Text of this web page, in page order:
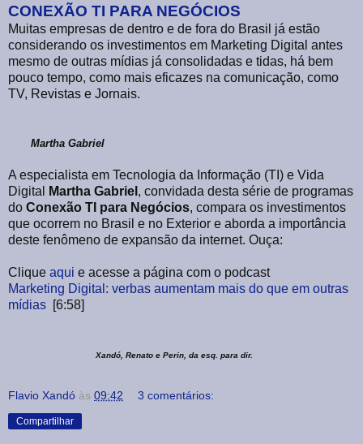
CONEXÃO TI PARA NEGÓCIOS
Muitas empresas de dentro e de fora do Brasil já estão
considerando os investimentos em Marketing Digital antes
mesmo de outras mídias já consolidadas e tidas, há bem
pouco tempo, como mais eficazes na comunicação, como
TV, Revistas e Jornais.
Martha Gabriel
A especialista em Tecnologia da Informação (TI) e Vida
Digital
Martha Gabriel , convidada desta série de programas
do Conexão TI para Negócios, compara os investimentos
que ocorrem no Brasil e no Exterior e aborda a importância
deste fenômeno de expansão da internet. Ouça:
Clique aqui e acesse a página com o podcast
Marketing Digital: verbas aumentam mais do que em outras
mídias [6:58]
Xandó, Renato e Perin, da esq. para dir.
Flavio Xandó às 09:42 3 comentários:
Compartilhar